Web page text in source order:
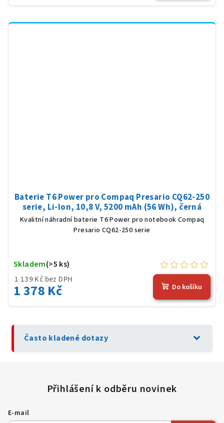
Baterie T6 Power pro Compaq Presario CQ62-250
serie, Li-Ion, 10,8 V, 5200 mAh (56 Wh), černá
Kvalitní náhradní baterie T6 Power pro notebook Compaq
Presario CQ62-250 serie
1 139 Kč bez DPH
1 378 Kč
Skladem(>5 ks)
Do košíku
Často kladené dotazy expand_more
E-mail